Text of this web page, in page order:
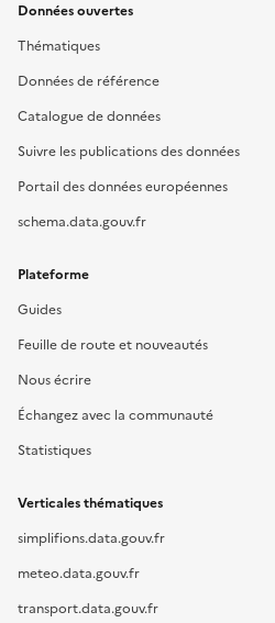
Données ouvertes
Thématiques
Données de référence
Catalogue de données
Suivre les publications des données
Portail des données européennes
schema.data.gouv.fr
Plateforme
Guides
Feuille de route et nouveautés
Nous écrire
Échangez avec la communauté
Statistiques
Verticales thématiques
simplifions.data.gouv.fr
meteo.data.gouv.fr
transport.data.gouv.fr